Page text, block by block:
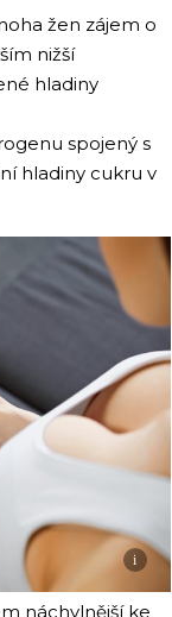
žen zájem o
nižší
hladiny
spojený s
hladiny cukru v
i
náchylnější ke